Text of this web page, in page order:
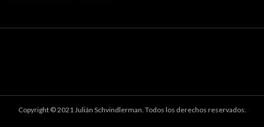
Copyright © 2021 Julián Schvindlerman. Todos los derechos reservados.